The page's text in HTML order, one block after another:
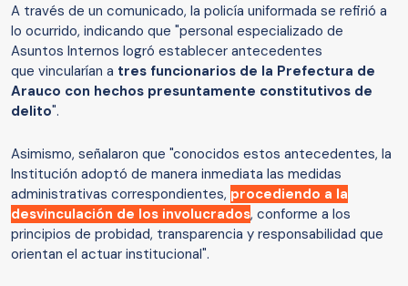
A través de un comunicado, la policía uniformada se refirió a
lo ocurrido, indicando que "personal especializado de
Asuntos Internos logró establecer antecedentes
que vincularían a tres funcionarios de la Prefectura de
Arauco con hechos presuntamente constitutivos de
delito".
Asimismo, señalaron que "conocidos estos antecedentes, la
Institución adoptó de manera inmediata las medidas
administrativas correspondientes, procediendo a la
desvinculación de los involucrados, conforme a los
principios de probidad, transparencia y responsabilidad que
orientan el actuar institucional".